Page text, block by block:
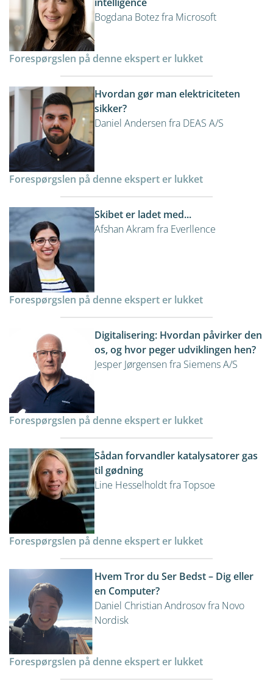
Bogdana Botez fra Microsoft
Forespørgslen på denne ekspert er lukket
Hvordan gør man elektriciteten
sikker?
Daniel Andersen fra DEAS A/S
Forespørgslen på denne ekspert er lukket
Skibet er ladet med...
Afshan Akram fra Everllence
Forespørgslen på denne ekspert er lukket
Digitalisering: Hvordan påvirker den
os, og hvor peger udviklingen hen?
Jesper Jørgensen fra Siemens A/S
Forespørgslen på denne ekspert er lukket
Sådan forvandler katalysatorer gas
til gødning
Line Hesselholdt fra Topsoe
Forespørgslen på denne ekspert er lukket
Hvem Tror du Ser Bedst – Dig eller
en Computer?
Daniel Christian Androsov fra Novo
Nordisk
Forespørgslen på denne ekspert er lukket